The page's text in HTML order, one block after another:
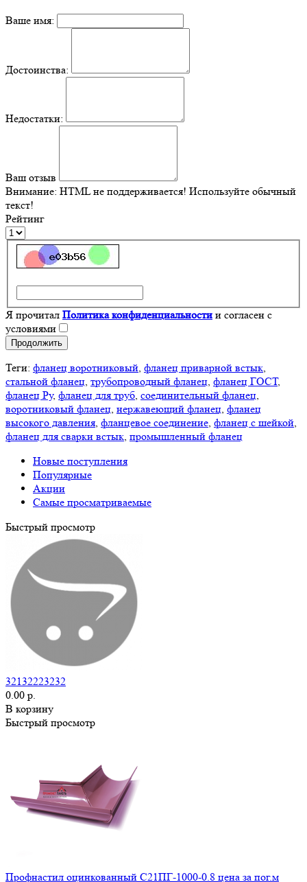
Ваше имя:
Достоинства:
Недостатки:
Ваш отзыв
Внимание: HTML не поддерживается! Используйте обычный
текст!
Рейтинг
Я прочитал Политика конфиденциальности и согласен с
условиями
Продолжить
Теги: фланец воротниковый, фланец приварной встык,
стальной фланец, трубопроводный фланец, фланец ГОСТ,
фланец Ру, фланец для труб, соединительный фланец,
воротниковый фланец, нержавеющий фланец, фланец
высокого давления, фланцевое соединение, фланец с шейкой,
фланец для сварки встык, промышленный фланец
Новые поступления
Популярные
Акции
Самые просматриваемые
Быстрый просмотр
32132223232
0.00 р.
В корзину
Быстрый просмотр
Профнастил оцинкованный С21ПГ-1000-0.8 цена за пог.м